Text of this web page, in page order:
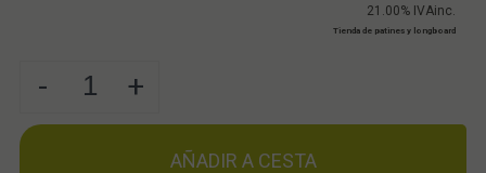
21.00% IVAinc.
Tienda de patines y longboard
- +
AÑADIR A CESTA